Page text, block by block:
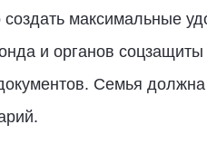
максимальные
и органов
Семья